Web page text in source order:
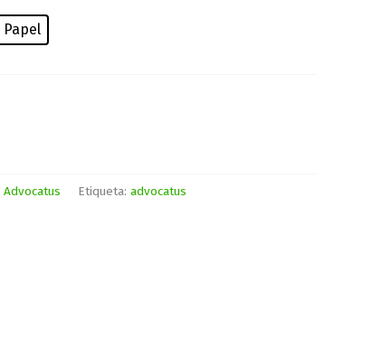
Papel
Advocatus Etiqueta: advocatus